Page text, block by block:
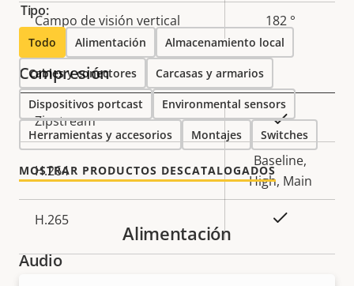
Campo de visión vertical 182 °
Compresión
Descripción
de
Valor de
la
Zipstream Sí
H.264
Baseline,
High, Main
H.265
Audio
Tipo:
Todo Alimentación Almacenamiento local
Cables y conectores Carcasas y armarios
Dispositivos portcast Environmental sensors
Herramientas y accesorios Montajes Switches
MOSTRAR PRODUCTOS DESCATALOGADOS
Alimentación